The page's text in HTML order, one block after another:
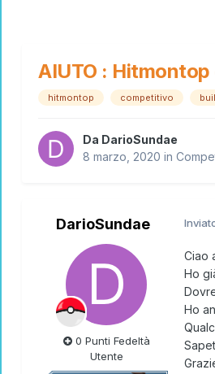
AIUTO :
hitmontop competitivo
Da DarioSundae
8 marzo, 2020 in
DarioSundae
0 Punti Fedeltà
Utente
Ciao
Ho
Ho